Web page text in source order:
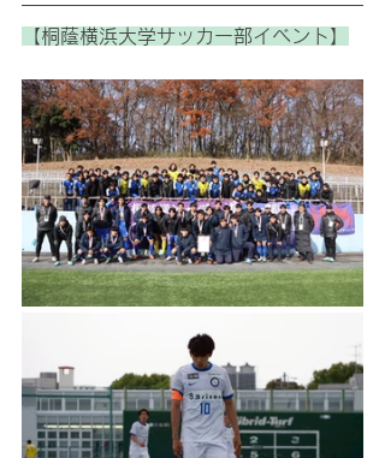
【桐蔭横浜大学サッカー部イベント】